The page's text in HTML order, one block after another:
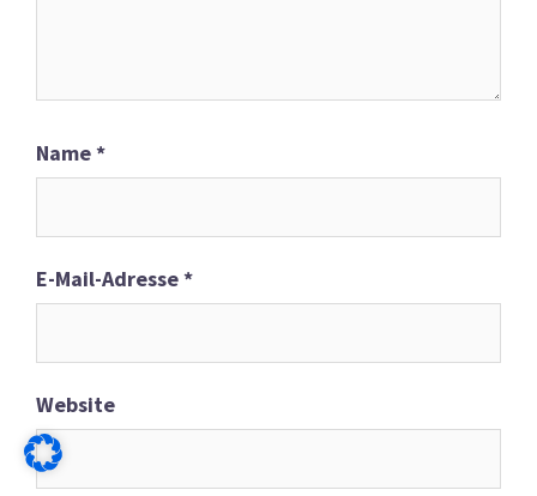
Name*
E-Mail-Adresse*
Website